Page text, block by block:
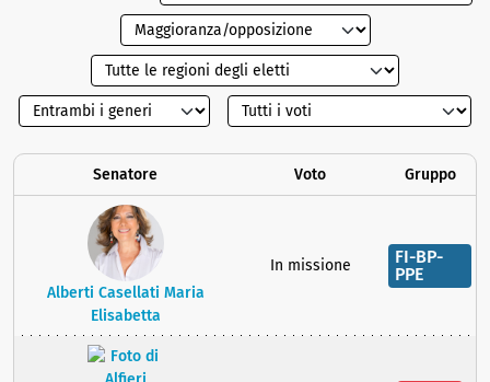
Senatore Voto Gruppo
Alberti Casellati Maria
Elisabetta
In missione
FI-BP-
PPE